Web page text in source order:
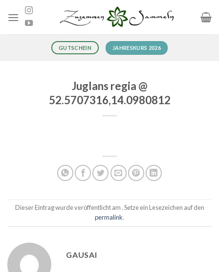
Inhalt
GUTSCHEIN JAHRESKURS 2026
Juglans regia @
52.5707316,14.0980812
Dieser Eintrag wurde veröffentlicht am . Setze ein Lesezeichen auf den
permalink.
GAUSAI